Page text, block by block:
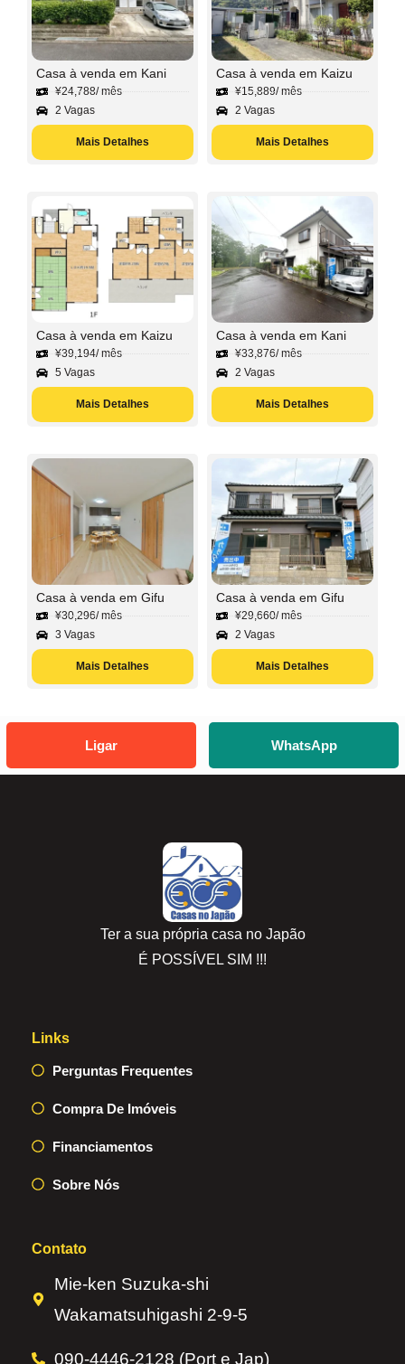
Casa à venda em Kani
¥24,788/ mês
2 Vagas
Mais Detalhes
Casa à venda em Kaizu
¥15,889/ mês
2 Vagas
Mais Detalhes
Casa à venda em Kaizu
¥39,194/ mês
5 Vagas
Mais Detalhes
Casa à venda em Kani
¥33,876/ mês
2 Vagas
Mais Detalhes
Casa à venda em Gifu
¥30,296/ mês
3 Vagas
Mais Detalhes
Casa à venda em Gifu
¥29,660/ mês
2 Vagas
Mais Detalhes
Ligar WhatsApp
Ter a sua própria casa no Japão
É POSSÍVEL SIM !!!
Links
Perguntas Frequentes
Compra De Imóveis
Financiamentos
Sobre Nós
Contato
Mie-ken Suzuka-shi
Wakamatsuhigashi 2-9-5
090-4446-2128 (Port e Jap)